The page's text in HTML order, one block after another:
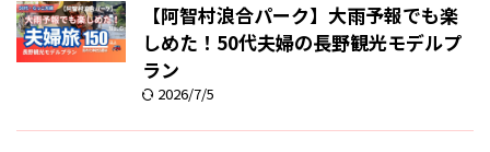
【阿智村浪合パーク】大雨予報でも楽
しめた！50代夫婦の長野観光モデルプ
ラン
2026/7/5